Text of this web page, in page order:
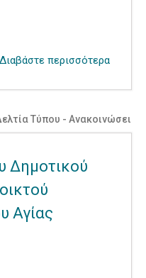
Διαβάστε περισσότερα
Τύπου - Ανακοινώσεις
Δημοτικού
Αγίας
ΔΕΑΠ